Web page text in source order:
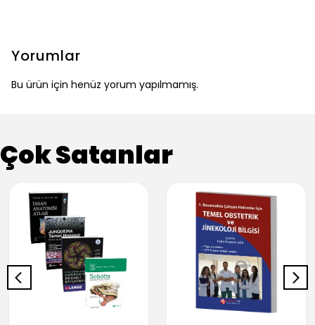
Yorumlar
Bu ürün için henüz yorum yapılmamış.
Çok Satanlar